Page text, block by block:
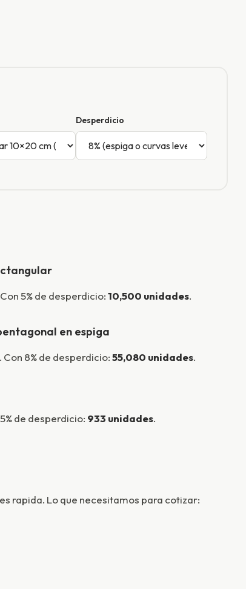
Desperdicio
5% de desperdicio:10,500 unidades.
en espiga
Con 8% de desperdicio:55,080 unidades.
de desperdicio: 933 unidades.
rapida. Lo que necesitamos para cotizar: